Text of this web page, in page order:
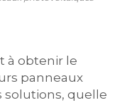
à obtenir le
panneaux
solutions, quelle